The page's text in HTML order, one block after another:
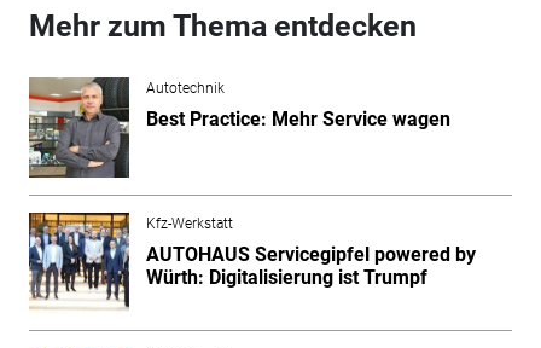
Mehr zum Thema entdecken
Autotechnik
Best Practice: Mehr Service wagen
Kfz-Werkstatt
AUTOHAUS Servicegipfel powered by
Würth: Digitalisierung ist Trumpf